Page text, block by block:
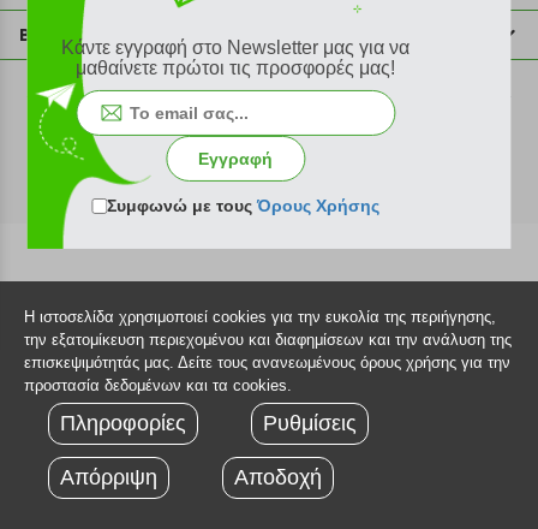
info@plus4u.gr
Η εταιρία
Σημεία παραλαβής
Ευκαιρίες καριέρας
Όροι χρήσης
Sitemap
Βοήθεια
Εξέλιξη παραγγελίας
Τρόποι παραγγελίας
Τρόποι πληρωμής
Τρόποι αποστολής
Πολιτική επιστροφών
Τεχνική υποστήριξη
©2026 Plus4u.gr
Κάντε εγγραφή στο Newsletter μας για να
μαθαίνετε πρώτοι τις προσφορές μας!
Εγγραφή
Συμφωνώ με τουςΌρους Χρήσης
Η ιστοσελίδα χρησιμοποιεί cookies για την ευκολία της περιήγησης,
την εξατομίκευση περιεχομένου και διαφημίσεων και την ανάλυση της
επισκεψιμότητάς μας. Δείτε τους ανανεωμένους όρους χρήσης για την
προστασία δεδομένων και τα cookies.
Πληροφορίες Ρυθμίσεις
Απόρριψη Αποδοχή